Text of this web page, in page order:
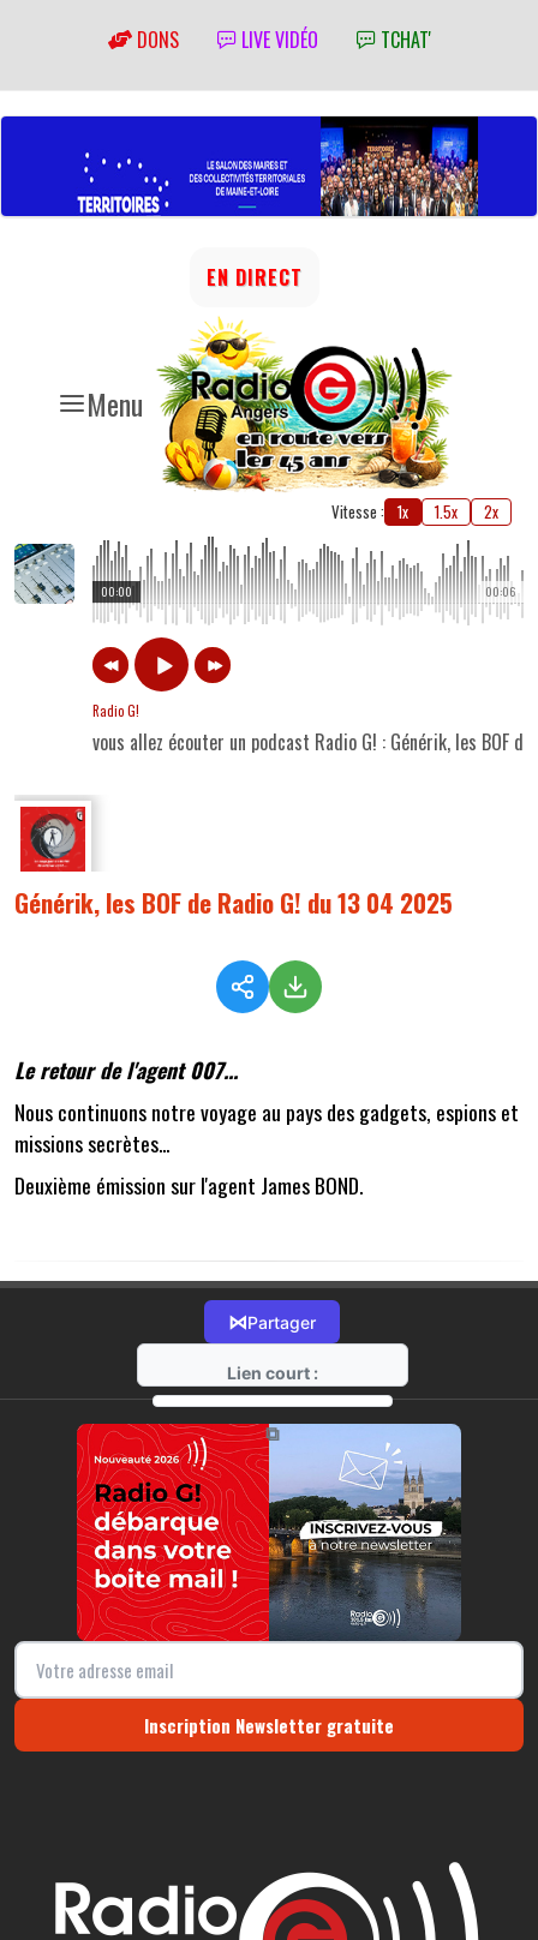
DONS LIVE VIDÉO TCHAT'
Menu
EN DIRECT
Vitesse : 1x 1.5x 2x
00:06
00:00
Radio G!
vous allez écouter un podcast Radio G! : Générik, les BOF
Générik, les BOF de Radio G! du 13 04 2025
Le retour de l'agent 007...
Nous continuons notre voyage au pays des gadgets, espions et
missions secrètes...
Deuxième émission sur l'agent James BOND.
⋈Partager
Lien court :
https://radio-g.fr?17427
⧉
Inscription Newsletter gratuite